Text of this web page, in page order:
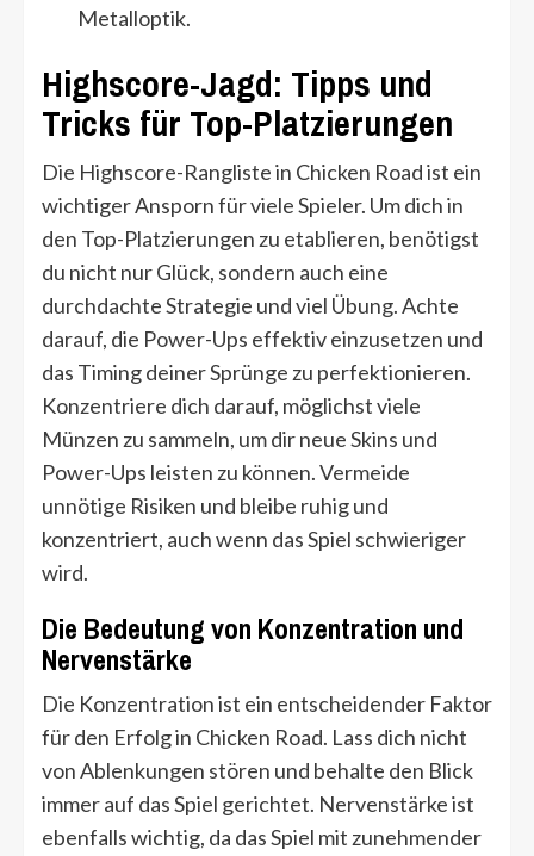
Metalloptik.
Highscore-Jagd: Tipps und
Tricks für Top-Platzierungen
Die Highscore-Rangliste in Chicken Road ist ein
wichtiger Ansporn für viele Spieler. Um dich in
den Top-Platzierungen zu etablieren, benötigst
du nicht nur Glück, sondern auch eine
durchdachte Strategie und viel Übung. Achte
darauf, die Power-Ups effektiv einzusetzen und
das Timing deiner Sprünge zu perfektionieren.
Konzentriere dich darauf, möglichst viele
Münzen zu sammeln, um dir neue Skins und
Power-Ups leisten zu können. Vermeide
unnötige Risiken und bleibe ruhig und
konzentriert, auch wenn das Spiel schwieriger
wird.
Die Bedeutung von Konzentration und
Nervenstärke
Die Konzentration ist ein entscheidender Faktor
für den Erfolg in Chicken Road. Lass dich nicht
von Ablenkungen stören und behalte den Blick
immer auf das Spiel gerichtet. Nervenstärke ist
ebenfalls wichtig, da das Spiel mit zunehmender